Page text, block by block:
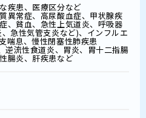
疾患、医療区分など
異常症、高尿酸血症、甲状腺疾
、貧血、急性上気道炎、呼吸器
急性気管支炎など)、インフルエ
喘息、慢性閉塞性肺疾患
逆流性食道炎、胃炎、胃十二指腸
腸炎、肝疾患など